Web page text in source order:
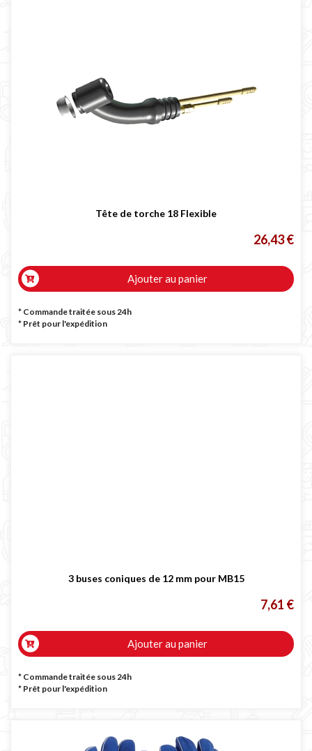
Tête de torche 18 Flexible
26,43 €
Ajouter au panier
* Commande traitée sous 24h
* Prêt pour l'expédition
3 buses coniques de 12 mm pour MB15
7,61 €
Ajouter au panier
* Commande traitée sous 24h
* Prêt pour l'expédition